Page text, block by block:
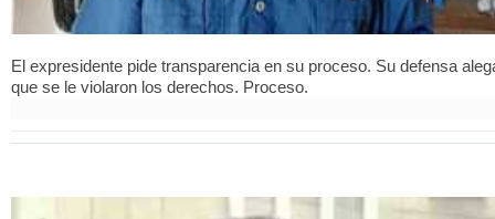
El expresidente pide transparencia en su proceso. Su defensa
que se le violaron los derechos. Proceso.